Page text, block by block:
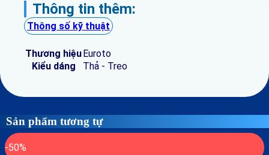
Thông tin thêm:
Thông số kỹ thuật
Thương hiệuEuroto
Kiểu dáng
Thả - Treo
Sản phẩm tương tự
-50%